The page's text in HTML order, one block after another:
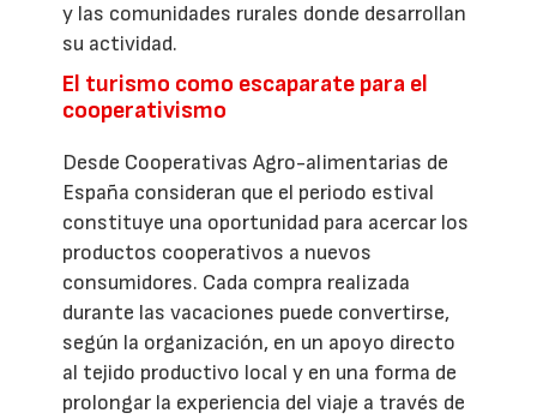
y las comunidades rurales donde desarrollan
su actividad.
El turismo como escaparate para el
cooperativismo
Desde Cooperativas Agro-alimentarias de
España consideran que el periodo estival
constituye una oportunidad para acercar los
productos cooperativos a nuevos
consumidores. Cada compra realizada
durante las vacaciones puede convertirse,
según la organización, en un apoyo directo
al tejido productivo local y en una forma de
prolongar la experiencia del viaje a través de